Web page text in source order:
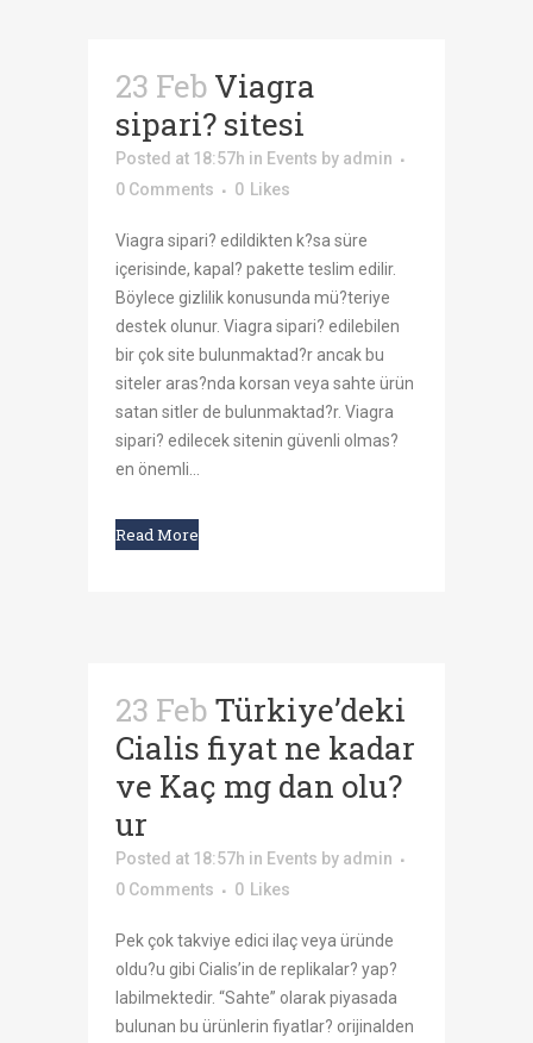
23 Feb Viagra
sipari? sitesi
Posted at 18:57h in Events by admin
0 Comments
0 Likes
Viagra sipari? edildikten k?sa süre
içerisinde, kapal? pakette teslim edilir.
Böylece gizlilik konusunda mü?teriye
destek olunur. Viagra sipari? edilebilen
bir çok site bulunmaktad?r ancak bu
siteler aras?nda korsan veya sahte ürün
satan sitler de bulunmaktad?r. Viagra
sipari? edilecek sitenin güvenli olmas?
en önemli...
Read More
23 Feb Türkiye’deki
Cialis fiyat ne kadar
ve Kaç mg dan olu?
ur
Posted at 18:57h in Events by admin
0 Comments
0 Likes
Pek çok takviye edici ilaç veya üründe
oldu?u gibi Cialis’in de replikalar? yap?
labilmektedir. “Sahte” olarak piyasada
bulunan bu ürünlerin fiyatlar? orijinalden